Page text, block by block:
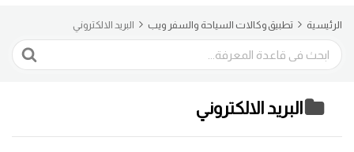
الرئيسية تطبيق وكالات السياحة والسفر ويب البريد الالكتروني
البحث
البريد الالكتروني